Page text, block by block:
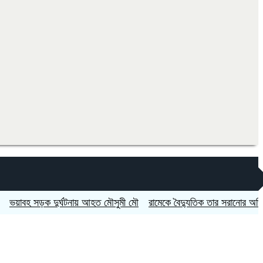
সড়ক দুর্ঘটনায় আহত মৌসুমী মৌ রামেকে বৈদ্যুতিক তার সরানোর অভিযোগ,